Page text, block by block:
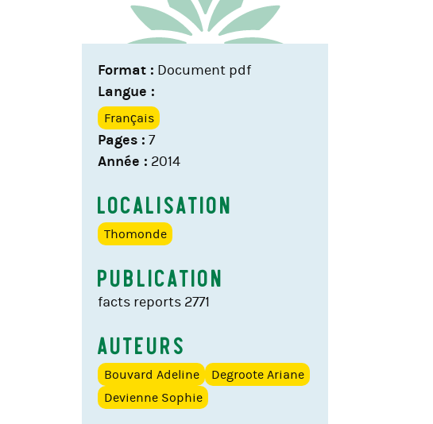
Format : Document pdf
Langue :
Français
Pages : 7
Année : 2014
Localisation
Thomonde
Publication
facts reports 2771
Auteurs
Bouvard Adeline
Degroote Ariane
Devienne Sophie